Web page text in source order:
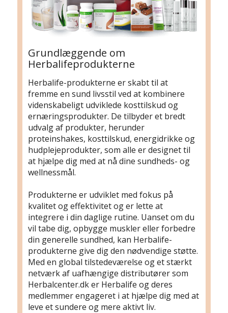
Grundlæggende om
Herbalifeprodukterne
Herbalife-produkterne er skabt til at
fremme en sund livsstil ved at kombinere
videnskabeligt udviklede kosttilskud og
ernæringsprodukter. De tilbyder et bredt
udvalg af produkter, herunder
proteinshakes, kosttilskud, energidrikke og
hudplejeprodukter, som alle er designet til
at hjælpe dig med at nå dine sundheds- og
wellnessmål.
Produkterne er udviklet med fokus på
kvalitet og effektivitet og er lette at
integrere i din daglige rutine. Uanset om du
vil tabe dig, opbygge muskler eller forbedre
din generelle sundhed, kan Herbalife-
produkterne give dig den nødvendige støtte.
Med en global tilstedeværelse og et stærkt
netværk af uafhængige distributører som
Herbalcenter.dk er Herbalife og deres
medlemmer engageret i at hjælpe dig med at
leve et sundere og mere aktivt liv.